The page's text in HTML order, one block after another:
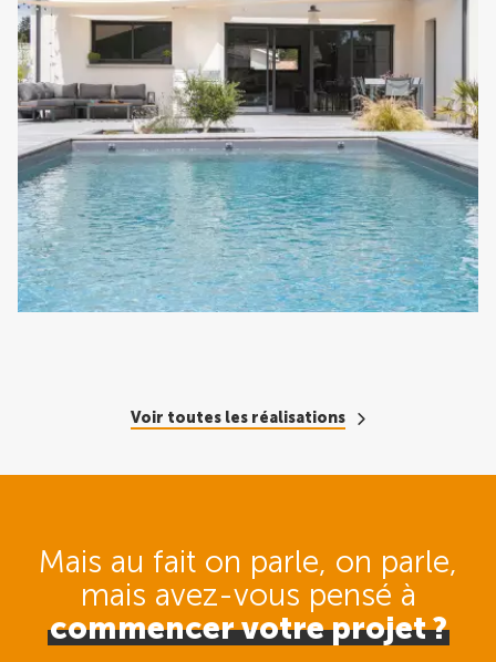
Voir toutes les réalisations
Mais au fait on parle, on parle,
mais avez-vous pensé à
commencer votre projet ?